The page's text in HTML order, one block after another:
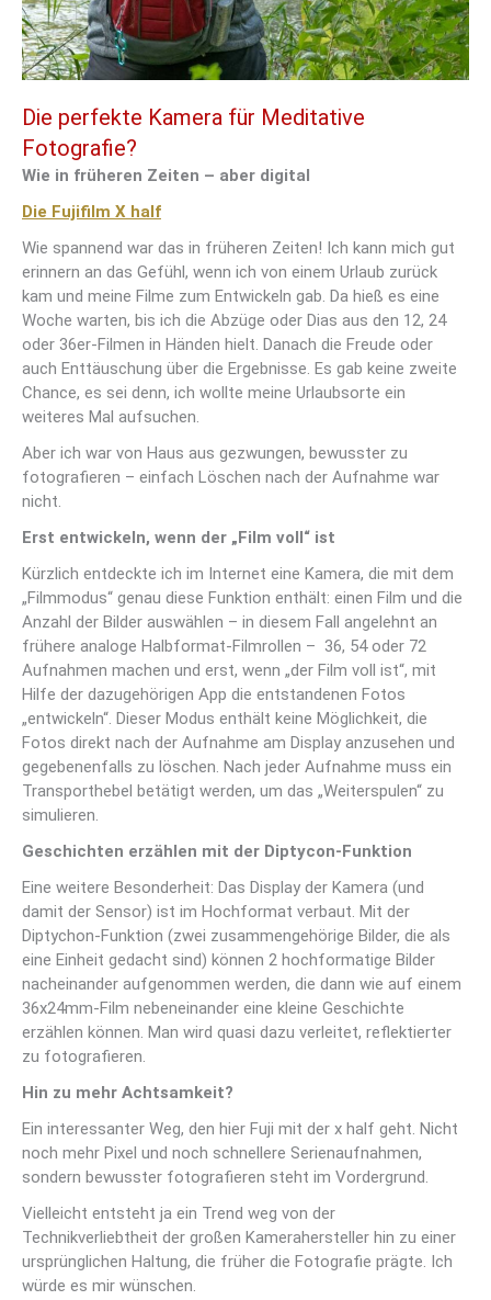
Die perfekte Kamera für Meditative
Fotografie?
Wie in früheren Zeiten – aber digital
Die Fujifilm X half
Wie spannend war das in früheren Zeiten! Ich kann mich gut
erinnern an das Gefühl, wenn ich von einem Urlaub zurück
kam und meine Filme zum Entwickeln gab. Da hieß es eine
Woche warten, bis ich die Abzüge oder Dias aus den 12, 24
oder 36er-Filmen in Händen hielt. Danach die Freude oder
auch Enttäuschung über die Ergebnisse. Es gab keine zweite
Chance, es sei denn, ich wollte meine Urlaubsorte ein
weiteres Mal aufsuchen.
Aber ich war von Haus aus gezwungen, bewusster zu
fotografieren – einfach Löschen nach der Aufnahme war
nicht.
Erst entwickeln, wenn der „Film voll“ ist
Kürzlich entdeckte ich im Internet eine Kamera, die mit dem
„Filmmodus“ genau diese Funktion enthält: einen Film und die
Anzahl der Bilder auswählen – in diesem Fall angelehnt an
frühere analoge Halbformat-Filmrollen – 36, 54 oder 72
Aufnahmen machen und erst, wenn „der Film voll ist“, mit
Hilfe der dazugehörigen App die entstandenen Fotos
„entwickeln“. Dieser Modus enthält keine Möglichkeit, die
Fotos direkt nach der Aufnahme am Display anzusehen und
gegebenenfalls zu löschen. Nach jeder Aufnahme muss ein
Transporthebel betätigt werden, um das „Weiterspulen“ zu
simulieren.
Geschichten erzählen mit der Diptycon-Funktion
Eine weitere Besonderheit: Das Display der Kamera (und
damit der Sensor) ist im Hochformat verbaut. Mit der
Diptychon-Funktion (zwei zusammengehörige Bilder, die als
eine Einheit gedacht sind) können 2 hochformatige Bilder
nacheinander aufgenommen werden, die dann wie auf einem
36x24mm-Film nebeneinander eine kleine Geschichte
erzählen können. Man wird quasi dazu verleitet, reflektierter
zu fotografieren.
Hin zu mehr Achtsamkeit?
Ein interessanter Weg, den hier Fuji mit der x half geht. Nicht
noch mehr Pixel und noch schnellere Serienaufnahmen,
sondern bewusster fotografieren steht im Vordergrund.
Vielleicht entsteht ja ein Trend weg von der
Technikverliebtheit der großen Kamerahersteller hin zu einer
ursprünglichen Haltung, die früher die Fotografie prägte. Ich
würde es mir wünschen.